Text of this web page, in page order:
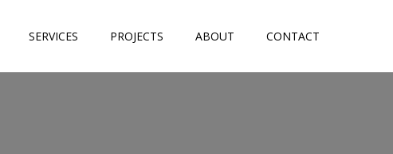
SERVICES PROJECTS ABOUT CONTACT